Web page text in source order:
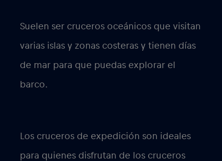
Suelen ser cruceros oceánicos que visitan
varias islas y zonas costeras y tienen días
de mar para que puedas explorar el
barco.
Los cruceros de expedición son ideales
para quienes disfrutan de los cruceros